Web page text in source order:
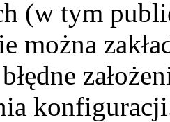
(w tym
można